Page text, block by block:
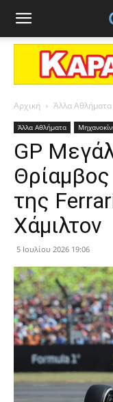
Αρχική Άλλα Αθλήματα
Άλλα Αθλήματα
GP
της
Χάμιλτον
5 Ιουλίου 2026 19:06